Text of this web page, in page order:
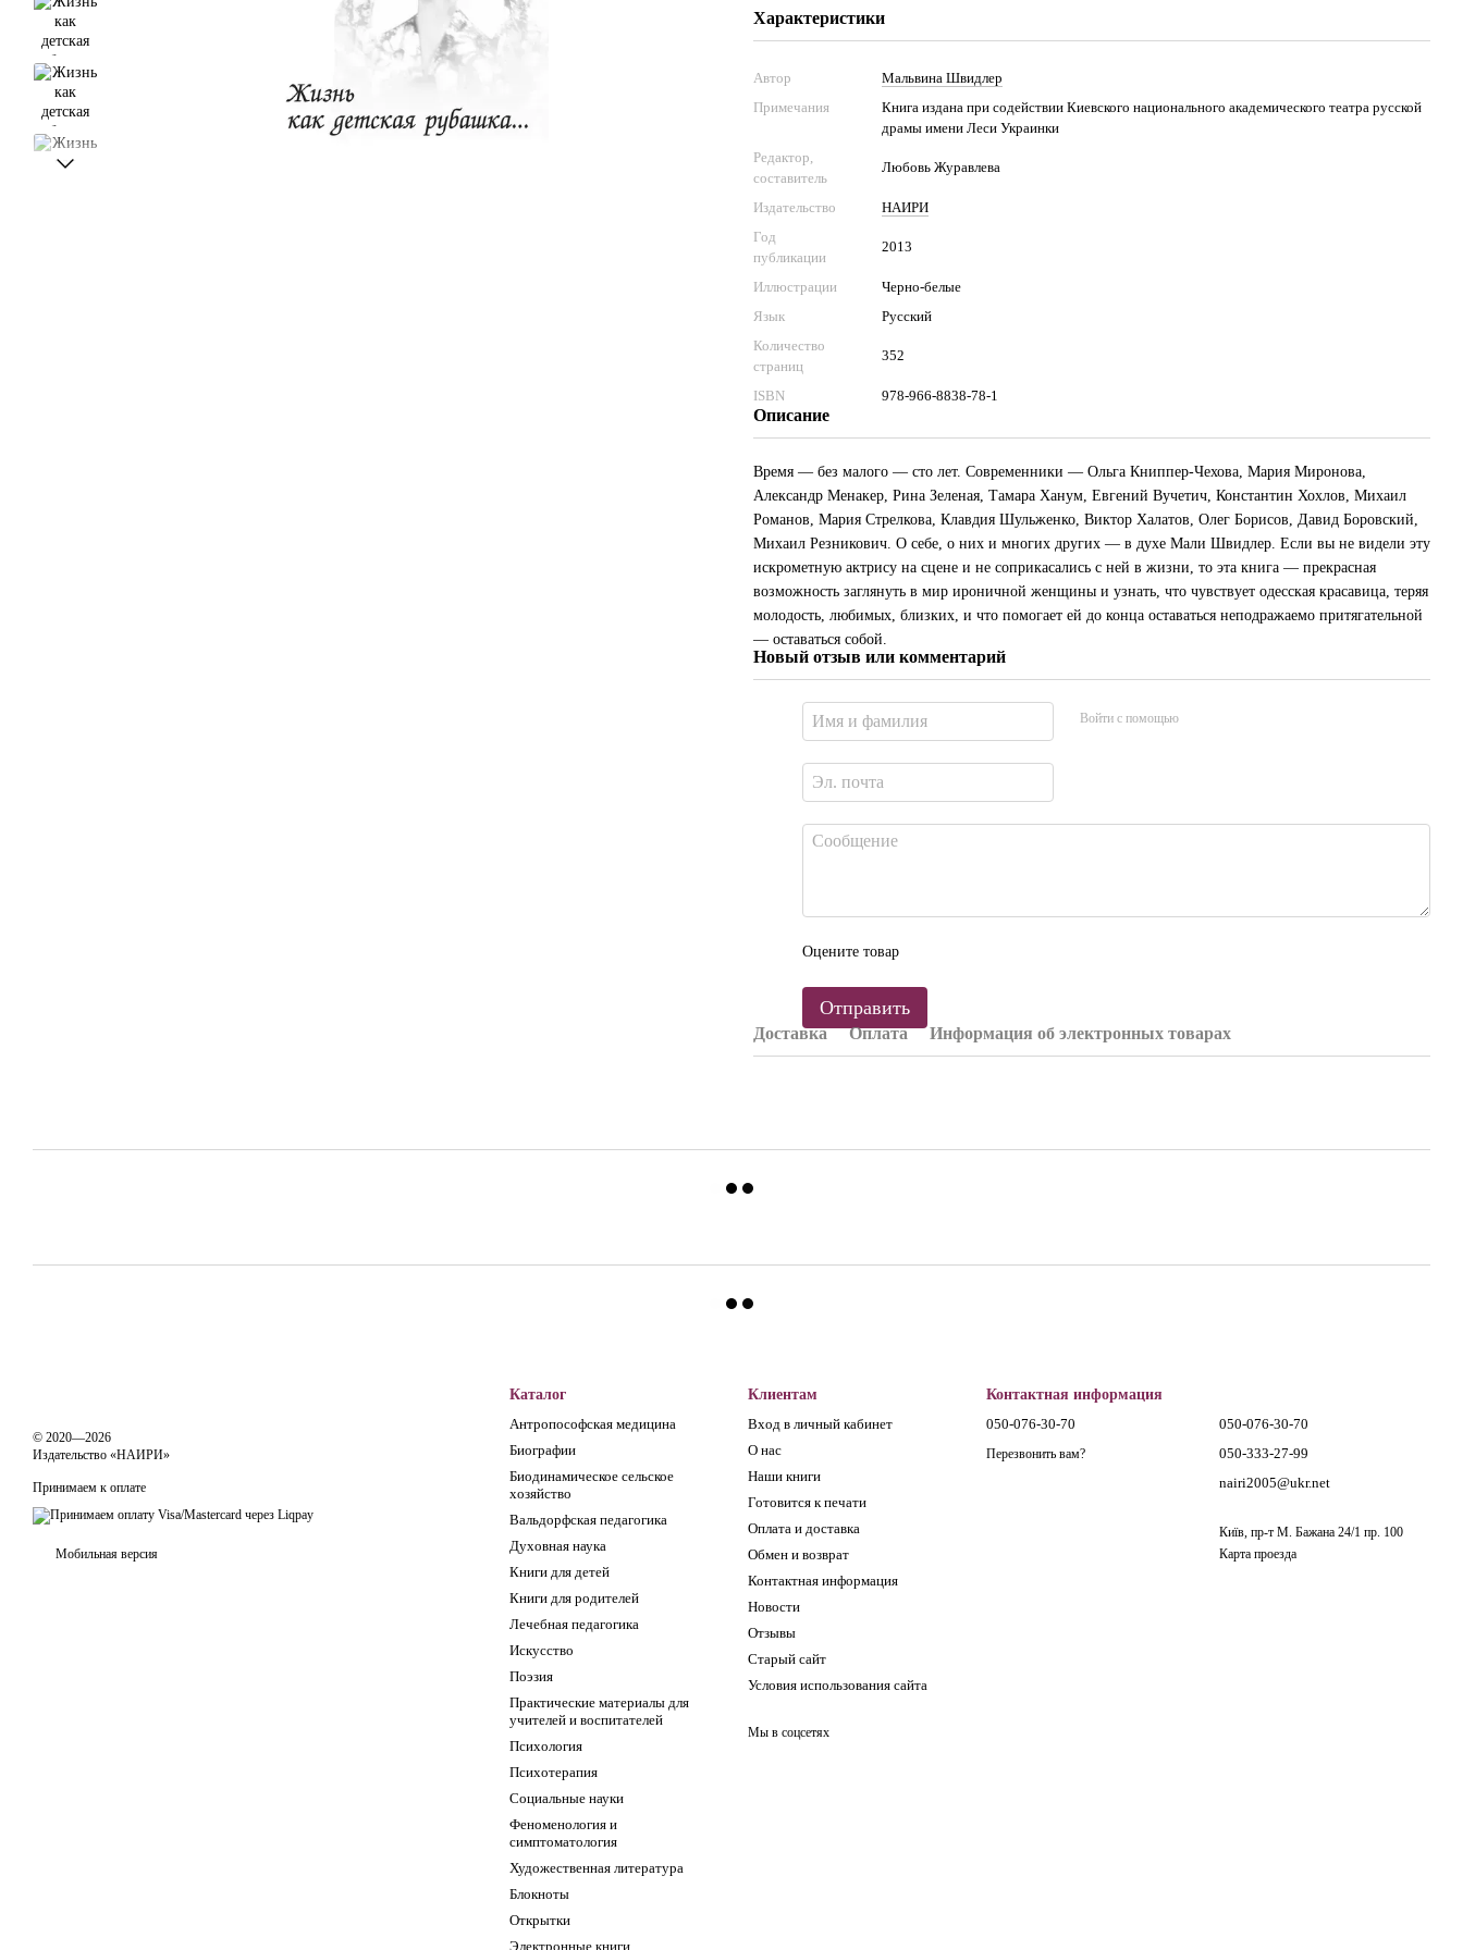
Характеристики
Автор
Мальвина Швидлер
Примечания
Книга издана при содействии Киевского национального академического театра русской
драмы имени Леси Украинки
Редактор,
составитель
Любовь Журавлева
Издательство
НАИРИ
Год
публикации
2013
Иллюстрации
Черно-белые
Язык
Русский
Количество
страниц
352
ISBN 978-966-8838-78-1
Описание
Время — без малого — сто лет. Современники — Ольга Книппер-Чехова, Мария Миронова,
Александр Менакер, Рина Зеленая, Тамара Ханум, Евгений Вучетич, Константин Хохлов, Михаил
Романов, Мария Стрелкова, Клавдия Шульженко, Виктор Халатов, Олег Борисов, Давид Боровский,
Михаил Резникович. О себе, о них и многих других — в духе Мали Швидлер. Если вы не видели эту
искрометную актрису на сцене и не соприкасались с ней в жизни, то эта книга — прекрасная
возможность заглянуть в мир ироничной женщины и узнать, что чувствует одесская красавица, теряя
молодость, любимых, близких, и что помогает ей до конца оставаться неподражаемо притягательной
— оставаться собой.
Новый отзыв или комментарий
Войти с помощью
Оцените товар
Отправить
Доставка Оплата Информация об электронных товарах
© 2020—2026
Издательство «НАИРИ»
Принимаем к оплате
Мобильная версия
Каталог
Антропософская медицина
Биографии
Биодинамическое сельское
хозяйство
Вальдорфская педагогика
Духовная наука
Книги для детей
Книги для родителей
Лечебная педагогика
Искусство
Поэзия
Практические материалы для
учителей и воспитателей
Психология
Психотерапия
Социальные науки
Феноменология и
симптоматология
Художественная литература
Блокноты
Открытки
Электронные книги
Клиентам
Вход в личный кабинет
О нас
Наши книги
Готовится к печати
Оплата и доставка
Обмен и возврат
Контактная информация
Новости
Отзывы
Старый сайт
Условия использования сайта
Мы в соцсетях
Контактная информация
050-076-30-70
Перезвонить вам?
050-076-30-70
050-333-27-99
nairi2005@ukr.net
Київ, пр-т М. Бажана 24/1 пр. 100
Карта проезда